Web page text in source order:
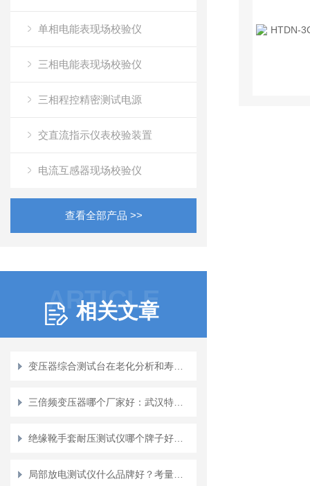
单相电能表现场校验仪
三相电能表现场校验仪
三相程控精密测试电源
交直流指示仪表校验装置
电流互感器现场校验仪
查看全部产品 >>
ARTICLE
相关文章